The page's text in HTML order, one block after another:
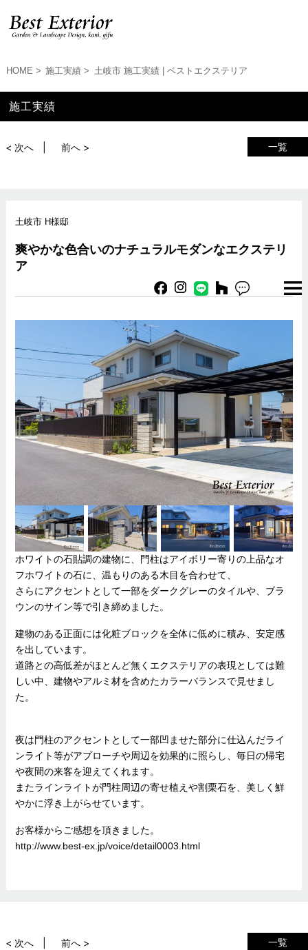
HOME 施工実績 土岐市 施工実績 | ベストエクステリア
施工実績
一覧
< 次へ 前へ >
土岐市 H様邸
爽やかな色合いのナチュラルモダンなエクステリ
ア
ホワイトの石貼調の建物に、門柱はアイボリー寄りの上品なオ
フホワイトの石に、温もりのある木目を合わせて、
さらにアクセントとして一部をダークグレーのタイルや、ブラ
ウンのサイン等で引き締めました。
建物のある正面には化粧ブロックを全体に低めに積み、安定感
を出しています。
道路との高低差がほとんど無くエクステリアの表現としては難
しい中、建物やアルミ材を含めたカラーバランスで見せまし
た。
夜は門柱のアクセントとして一部凹ませた部分に仕込んだライ
ンライト等がアプローチや周辺を効果的に照らし、毎日の帰宅
や夜間の来客を迎えてくれます。
またラインライトが門柱周辺の寄せ植えや割栗石を、美しく鮮
やかに浮き上がらせています。
お客様からご感想を頂きました。
http://www.best-ex.jp/voice/detail0003.html
一覧
< 次へ 前へ >